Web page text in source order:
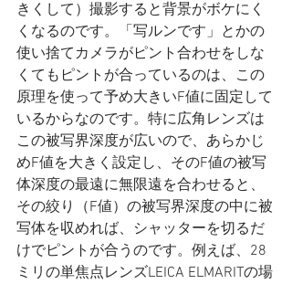
きくして）撮影すると背景がボケにく
くなるのです。「写ルンです」とかの
使い捨てカメラがピント合わせをしな
くてもピントが合っているのは、この
原理を使って予め大きいF値に固定して
いるからなのです。特に広角レンズは
この被写界深度が広いので、あらかじ
めF値を大きく設定し、そのF値の被写
体深度の最遠に無限遠を合わせると、
その絞り（F値）の被写界深度の中に被
写体を収めれば、シャッターを切るだ
けでピントが合うのです。例えば、28
ミリの単焦点レンズLEICA ELMARITの場